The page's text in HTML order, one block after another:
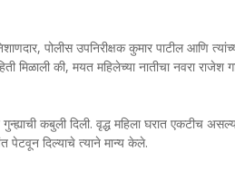
पोलीस उपनिरीक्षक कुमार पाटील आणि
मिळाली की, मयत महिलेच्या नातीचा नवरा राजेश
कबुली दिली. वृद्ध महिला घरात एकटीच
पेटवून दिल्याचे त्याने मान्य केले.